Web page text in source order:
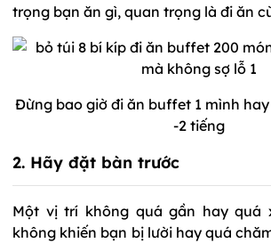
trọng bạn ăn gì, quan trọng là đi ăn
Đừng bao giờ đi ăn buffet 1 mình hay
-2 tiếng
2. Hãy đặt bàn trước
Một vị trí không quá gần hay quá
không khiến bạn bị lười hay quá